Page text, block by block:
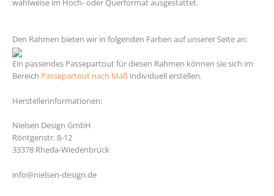
wahlweise im Hoch- oder Querformat ausgestattet.
Den Rahmen bieten wir in folgenden Farben auf unserer Seite an:
Ein passendes Passepartout für diesen Rahmen können sie sich im
Bereich Passepartout nach Maß individuell erstellen.
Herstellerinformationen:
Nielsen Design GmbH
Röntgenstr. 8-12
33378 Rheda-Wiedenbrück
info@nielsen-design.de